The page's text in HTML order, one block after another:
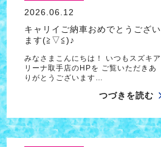
2026.06.12
キャリイご納車おめでとうござい
ます(≧▽≦)♪
みなさまこんにちは！ いつもスズキア
リーナ取手店のHPを ご覧いただきあ
りがとうございます…
つづきを読む